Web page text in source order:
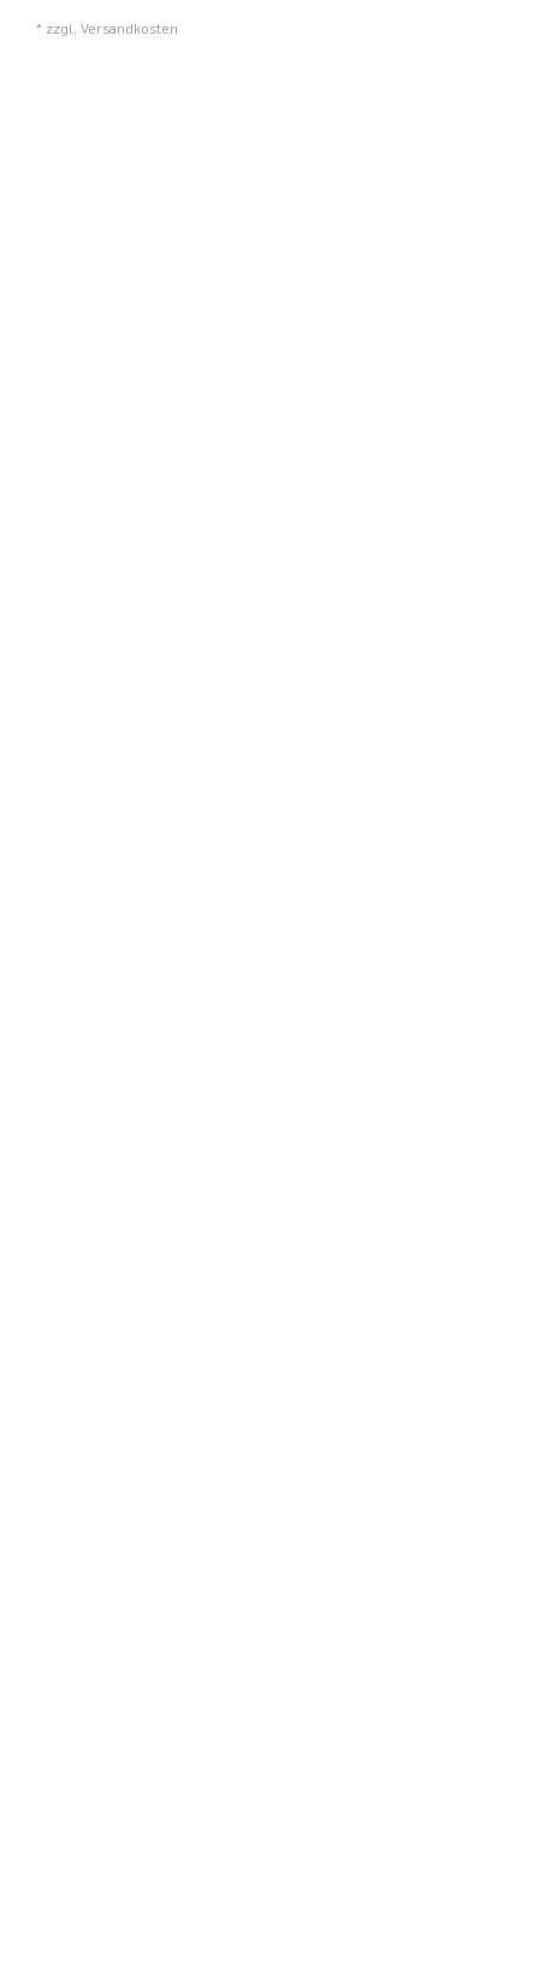
* zzgl. Versandkosten